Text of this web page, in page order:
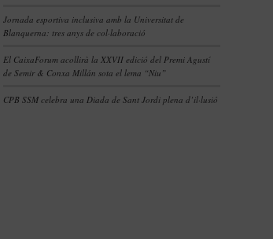
Jornada esportiva inclusiva amb la Universitat de
Blanquerna: tres anys de col·laboració
El CaixaForum acollirà la XXVII edició del Premi Agustí
de Semir & Conxa Millán sota el lema “Niu”
CPB SSM celebra una Diada de Sant Jordi plena d’il·lusió